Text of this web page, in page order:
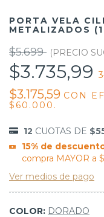
PORTA VELA
METALIZADOS
$5.699
$3.735,99
$3.175,59 CON
$60.000.
12 CUOTAS DE
15% de
compra MAYOR a
Ver medios de pago
COLOR: DORADO